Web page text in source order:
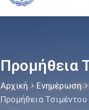
Προμήθεια
Αρχική Ενημέρωση
Προμήθεια Τσιμέντου